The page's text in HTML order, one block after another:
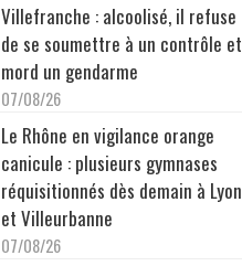
Villefranche : alcoolisé, il refuse
de se soumettre à un contrôle et
mord un gendarme
07/08/26
Le Rhône en vigilance orange
canicule : plusieurs gymnases
réquisitionnés dès demain à Lyon
et Villeurbanne
07/08/26